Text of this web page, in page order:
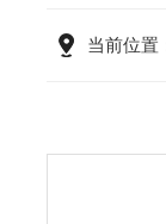
当前位置